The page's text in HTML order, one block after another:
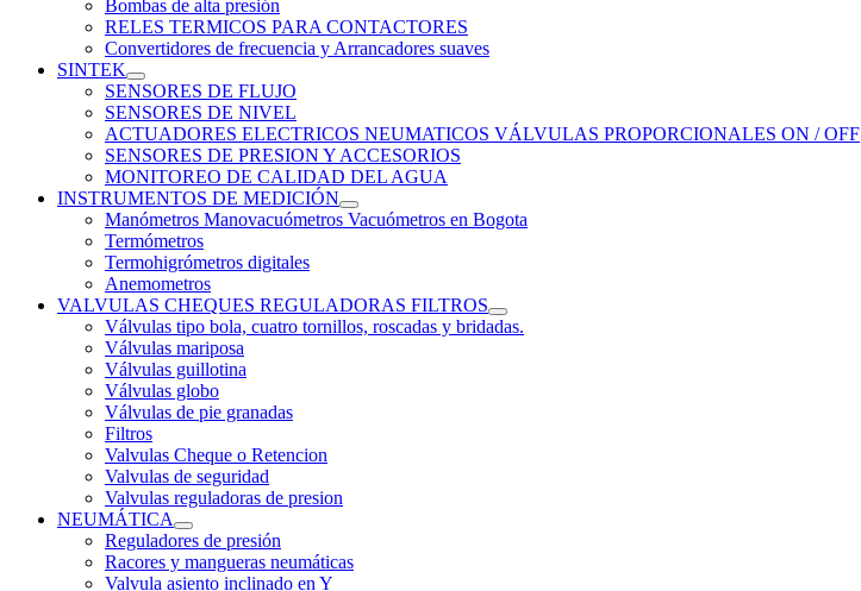
Bombas de alta presión
RELES TERMICOS PARA CONTACTORES
Convertidores de frecuencia y Arrancadores suaves
SINTEK
SENSORES DE FLUJO
SENSORES DE NIVEL
ACTUADORES ELECTRICOS NEUMATICOS VÁLVULAS PROPORCIONALES ON / OFF
SENSORES DE PRESION Y ACCESORIOS
MONITOREO DE CALIDAD DEL AGUA
INSTRUMENTOS DE MEDICIÓN
Manómetros Manovacuómetros Vacuómetros en Bogota
Termómetros
Termohigrómetros digitales
Anemometros
VALVULAS CHEQUES REGULADORAS FILTROS
Válvulas tipo bola, cuatro tornillos, roscadas y bridadas.
Válvulas mariposa
Válvulas guillotina
Válvulas globo
Válvulas de pie granadas
Filtros
Valvulas Cheque o Retencion
Valvulas de seguridad
Valvulas reguladoras de presion
NEUMÁTICA
Reguladores de presión
Racores y mangueras neumáticas
Valvula asiento inclinado en Y